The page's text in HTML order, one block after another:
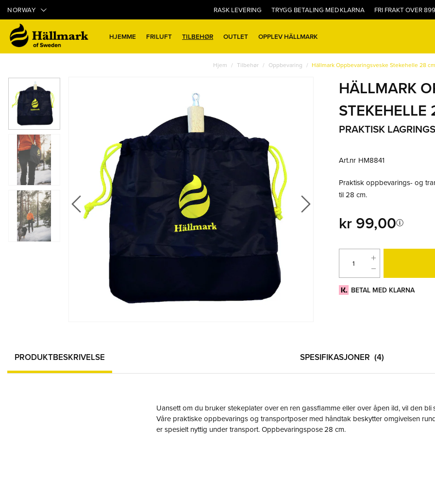
NORWAY RASK LEVERING TRYGG BETALING MED KLARNA FRI FRAKT OVER
HJEMME FRILUFT TILBEHØR OUTLET OPPLEV HÄLLMARK
Hjem Tilbehør Oppbevaring Hällmark Oppbevaringsveske Stekehelle 28
HÄLLMARK
STEKEHELLE
PRAKTISK
Art.nr HM8841
Praktisk oppbevarings- og
til 28 cm.
kr 99,00
BETAL MED KLARNA
PRODUKTBESKRIVELSE SPESIFIKASJONER 4
Uansett om du bruker stekeplater over en ren gassflamme eller over åpen ild, vil den
Våre praktiske oppbevarings og transportposer med håndtak beskytter omgivelsen
er spesielt nyttig under transport. Oppbevaringspose 28 cm.